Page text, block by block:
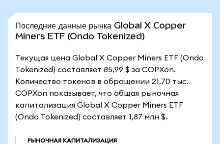
Последние данные рынка Global X Copper
Miners ETF (Ondo Tokenized)
Текущая цена Global X Copper Miners ETF (Ondo
Tokenized) составляет 85,99 $ за COPXon.
Количество токенов в обращении 21,70 тыс.
COPXon показывает, что общая рыночная
капитализация Global X Copper Miners ETF
(Ondo Tokenized) составляет 1,87 млн $.
РЫНОЧНАЯ КАПИТАЛИЗАЦИЯ